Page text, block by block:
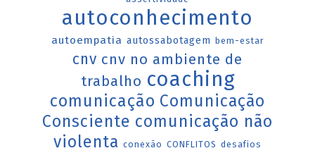
autoconhecimento
autoempatia autossabotagem bem-estar
cnv cnv no ambiente de
trabalho coaching
comunicação Comunicação
Consciente comunicação não
violenta conexão CONFLITOS desafios